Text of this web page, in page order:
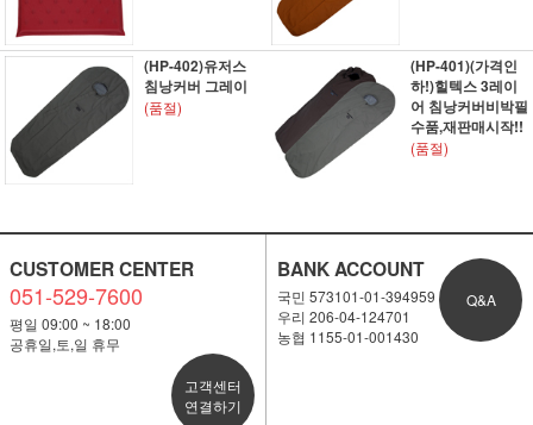
(HP-402)유저스
침낭커버 그레이
(품절)
(HP-401)(가격인
하!)힐텍스 3레이
어 침낭커버비박필
수품,재판매시작!!
(품절)
CUSTOMER CENTER
051-529-7600
평일 09:00 ~ 18:00
공휴일,토,일 휴무
고객센터
연결하기
BANK ACCOUNT
국민 573101-01-394959
우리 206-04-124701
농협 1155-01-001430
Q&A